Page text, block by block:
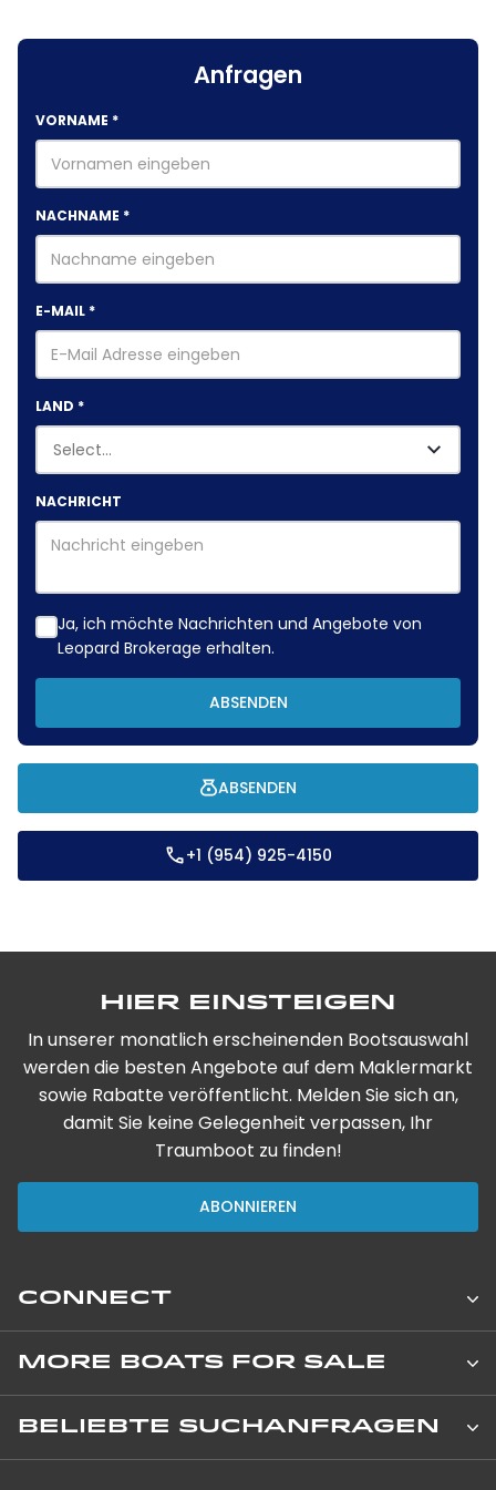
Anfragen
VORNAME *
NACHNAME *
E-MAIL *
LAND *
NACHRICHT
Ja, ich möchte Nachrichten und Angebote von
Leopard Brokerage erhalten.
ABSENDEN
ABSENDEN
+1 (954) 925-4150
Hier einsteigen
In unserer monatlich erscheinenden Bootsauswahl
werden die besten Angebote auf dem Maklermarkt
sowie Rabatte veröffentlicht. Melden Sie sich an,
damit Sie keine Gelegenheit verpassen, Ihr
Traumboot zu finden!
ABONNIEREN
CONNECT
Leopard Catamarans Brokerage
06000 Nice, France
+33 (0) 4 92 00 09 02
MORE BOATS FOR SALE
Neue, private Boote
BELIEBTE SUCHANFRAGEN